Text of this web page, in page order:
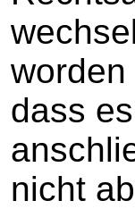
dass
nicht